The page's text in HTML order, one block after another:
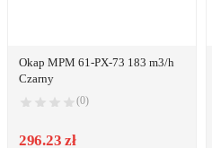
Okap MPM 61-PX-73 183 m3/h
Czarny
(0)
296.23 zł